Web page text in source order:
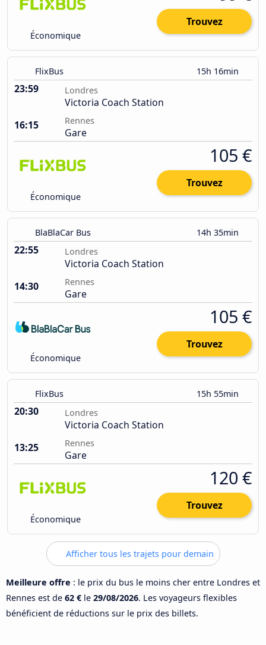
Économique
Trouvez
FlixBus 15h 16min
23:59 Londres
Victoria Coach Station
16:15
Rennes
Gare
Économique
105 €
Trouvez
BlaBlaCar Bus 14h 35min
22:55 Londres
Victoria Coach Station
14:30
Rennes
Gare
Économique
105 €
Trouvez
FlixBus 15h 55min
20:30 Londres
Victoria Coach Station
13:25
Rennes
Gare
Économique
120 €
Trouvez
Afficher tous les trajets pour demain
Meilleure offre : le prix du bus le moins cher entre Londres et
Rennes est de 62 € le 29/08/2026. Les voyageurs flexibles
bénéficient de réductions sur le prix des billets.